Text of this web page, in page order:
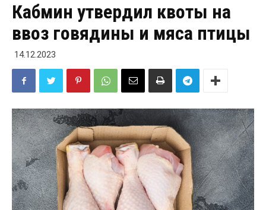
Кабмин утвердил квоты на
ввоз говядины и мяса птицы
14.12.2023